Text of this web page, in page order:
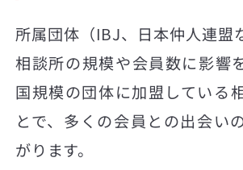
所属団体（IBJ、日本仲人連盟
相談所の規模や会員数に影響
国規模の団体に加盟している
とで、多くの会員との出会い
がります。